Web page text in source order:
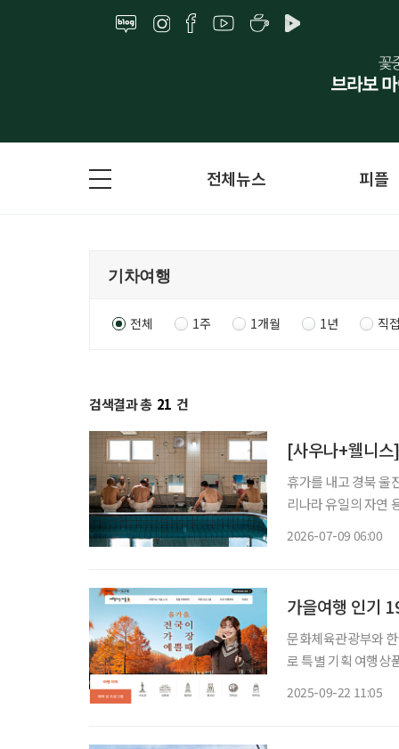
전체뉴스 피플
전체 1주 1개월 1년 직
검색결과 총 21 건
[사우나+웰니
휴가를 내고 경북 울
리나라 유일의 자연
2026-07-09 06:00
가을여행 인기
문화체육관광부와
로 특별 기획 여행상품을 선보였다
2025-09-22 11:05